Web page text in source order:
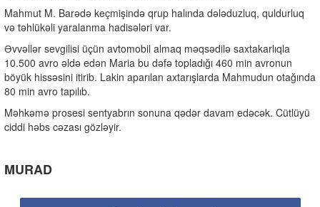
Mahmut M. Barədə keçmişində qrup halında dələduzluq, quldurluq
və təhlükəli yaralanma hadisələri var.
Əvvəllər sevgilisi üçün avtomobil almaq məqsədilə saxtakarlıqla
10.500 avro əldə edən Maria bu dəfə topladığı 460 min avronun
böyük hissəsini itirib. Lakin aparılan axtarışlarda Mahmudun otağında
80 min avro tapılıb.
Məhkəmə prosesi sentyabrın sonuna qədər davam edəcək. Cütlüyü
ciddi həbs cəzası gözləyir.
MURAD